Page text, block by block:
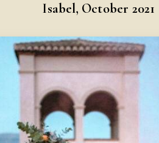
Isabel, October 2021